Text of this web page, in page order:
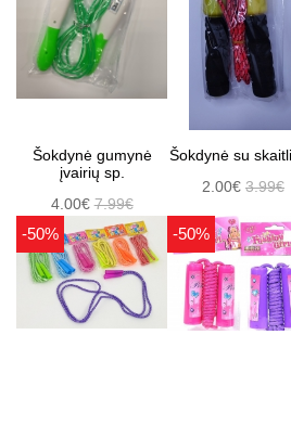
Šokdynė gumynė
įvairių sp.
4.00€7.99€
Šokdynė su
2.00€ 3.99€
-50% -50%